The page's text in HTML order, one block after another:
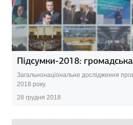
Підсумки-2018:
Загальнонаціональне дослідження
2018 року.
28 грудня 2018